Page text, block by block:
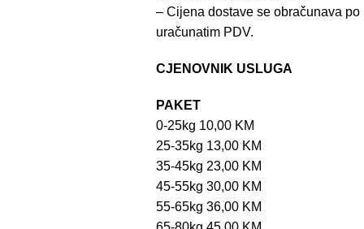
– Cijena dostave se obračunava
uračunatim PDV.
CJENOVNIK USLUGA
PAKET
0-25kg 10,00 KM
25-35kg 13,00 KM
35-45kg 23,00 KM
45-55kg 30,00 KM
55-65kg 36,00 KM